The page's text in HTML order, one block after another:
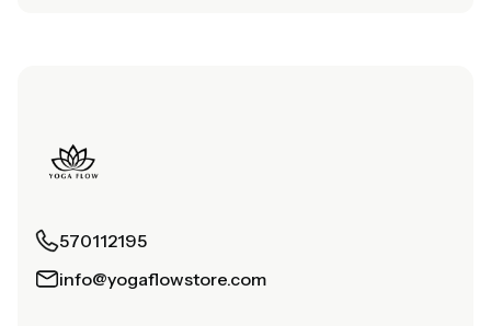
570112195
info@yogaflowstore.com